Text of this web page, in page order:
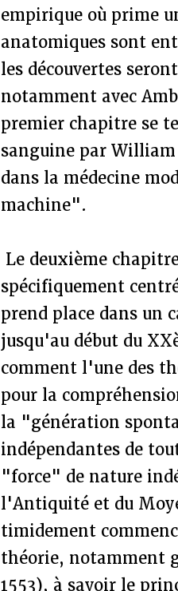
empirique où prime
anatomiques sont
les découvertes
notamment avec
premier chapitre se
sanguine par
dans la médecine
machine".
Le deuxième
spécifiquement
prend place dans un
jusqu'au début du
comment l'une des
pour la
la "génération
indépendantes de
"force" de nature
l'Antiquité et du
timidement
théorie, notamment
1553), à savoir le